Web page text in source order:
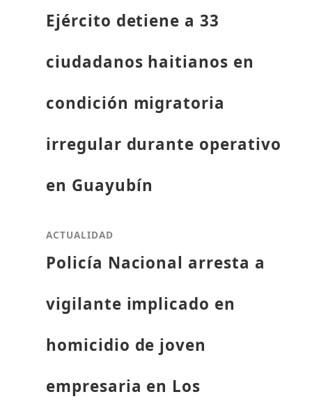
Ejército detiene a 33
ciudadanos haitianos en
condición migratoria
irregular durante operativo
en Guayubín
ACTUALIDAD
Policía Nacional arresta a
vigilante implicado en
homicidio de joven
empresaria en Los